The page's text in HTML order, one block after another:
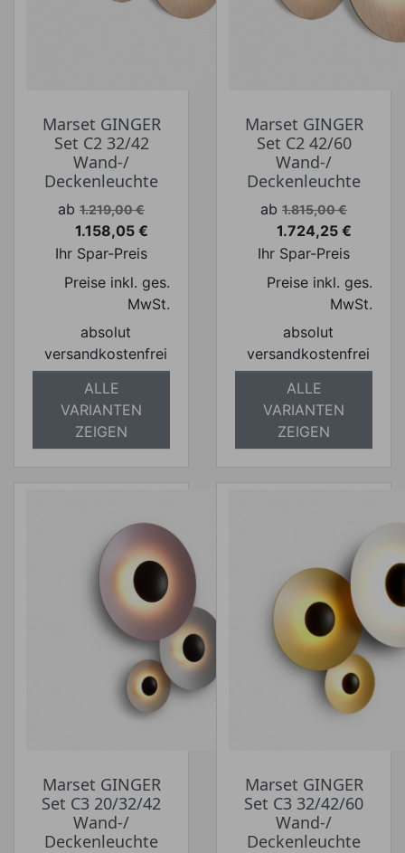
Marset GINGER
Set C2 32/42
Wand-/
Deckenleuchte
Verkaufspreis
ab 1.219,00 €
Preis
1.158,05 €
Ihr Spar-Preis
Preise inkl. ges.
MwSt.
absolut
versandkostenfrei
ALLE
VARIANTEN
ZEIGEN
Marset GINGER
Set C2 42/60
Wand-/
Deckenleuchte
Verkaufspreis
ab 1.815,00 €
Preis
1.724,25 €
Ihr Spar-Preis
Preise inkl. ges.
MwSt.
absolut
versandkostenfrei
ALLE
VARIANTEN
ZEIGEN
Marset GINGER
Set C3 20/32/42
Wand-/
Deckenleuchte
Marset GINGER
Set C3 32/42/60
Wand-/
Deckenleuchte